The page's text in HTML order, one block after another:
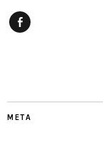
META